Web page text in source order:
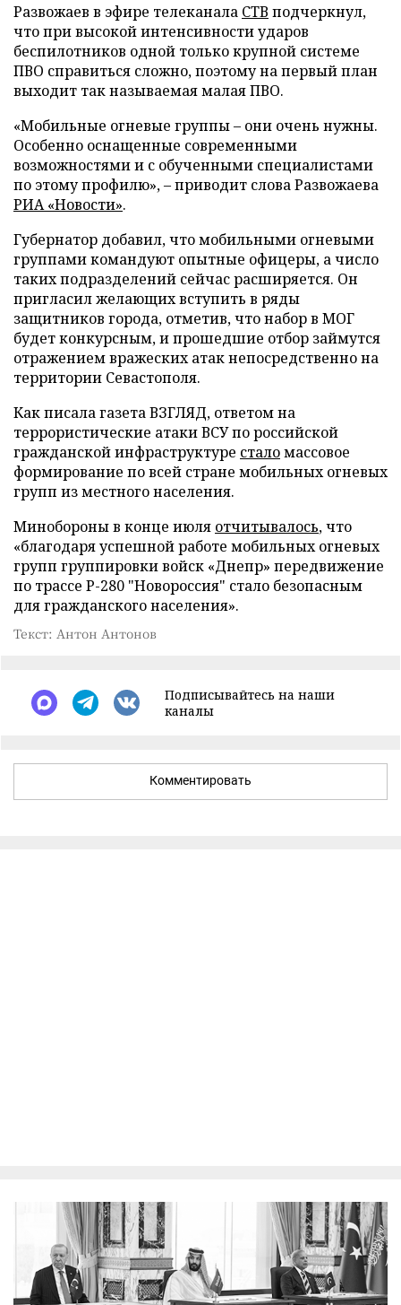
Развожаев в эфире телеканала СТВ подчеркнул,
что при высокой интенсивности ударов
беспилотников одной только крупной системе
ПВО справиться сложно, поэтому на первый план
выходит так называемая малая ПВО.
«Мобильные огневые группы – они очень нужны.
Особенно оснащенные современными
возможностями и с обученными специалистами
по этому профилю», – приводит слова Развожаева
РИА «Новости».
Губернатор добавил, что мобильными огневыми
группами командуют опытные офицеры, а число
таких подразделений сейчас расширяется. Он
пригласил желающих вступить в ряды
защитников города, отметив, что набор в МОГ
будет конкурсным, и прошедшие отбор займутся
отражением вражеских атак непосредственно на
территории Севастополя.
Как писала газета ВЗГЛЯД, ответом на
террористические атаки ВСУ по российской
гражданской инфраструктуре сталомассовое
формирование по всей стране мобильных огневых
групп из местного населения.
Минобороны в конце июля отчитывалось, что
«благодаря успешной работе мобильных огневых
групп группировки войск «Днепр» передвижение
по трассе Р-280 "Новороссия" стало безопасным
для гражданского населения».
Текст: Антон Антонов
Подписывайтесь на наши
каналы
Комментировать